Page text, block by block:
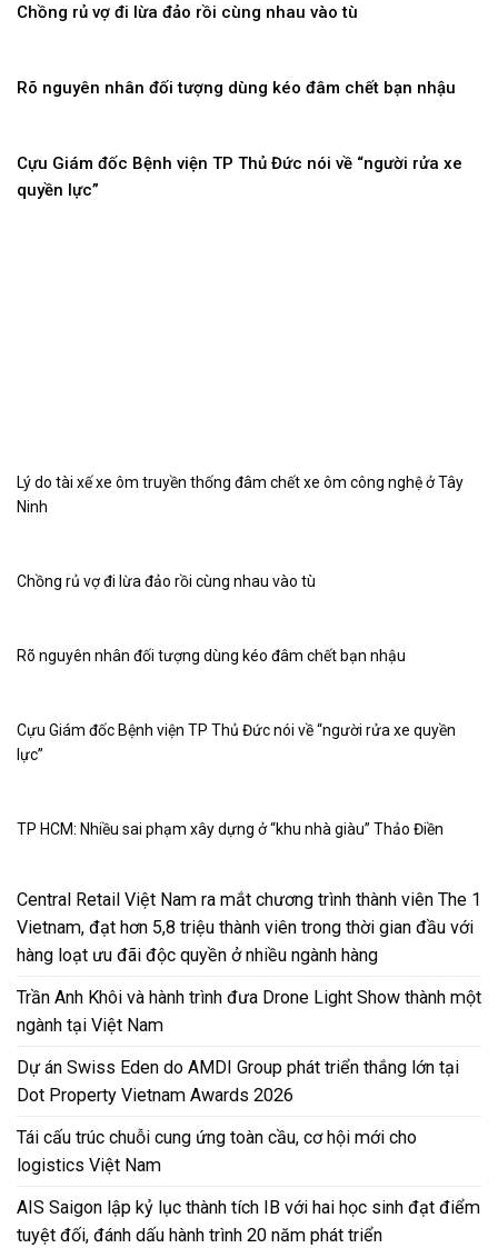
Chồng rủ vợ đi lừa đảo rồi cùng nhau vào tù
Rõ nguyên nhân đối tượng dùng kéo đâm chết bạn nhậu
Cựu Giám đốc Bệnh viện TP Thủ Đức nói về “người rửa xe
quyền lực”
Lý do tài xế xe ôm truyền thống đâm chết xe ôm công nghệ ở Tây
Ninh
Chồng rủ vợ đi lừa đảo rồi cùng nhau vào tù
Rõ nguyên nhân đối tượng dùng kéo đâm chết bạn nhậu
Cựu Giám đốc Bệnh viện TP Thủ Đức nói về “người rửa xe quyền
lực”
TP HCM: Nhiều sai phạm xây dựng ở “khu nhà giàu” Thảo Điền
Central Retail Việt Nam ra mắt chương trình thành viên The 1
Vietnam, đạt hơn 5,8 triệu thành viên trong thời gian đầu với
hàng loạt ưu đãi độc quyền ở nhiều ngành hàng
Trần Anh Khôi và hành trình đưa Drone Light Show thành một
ngành tại Việt Nam
Dự án Swiss Eden do AMDI Group phát triển thắng lớn tại
Dot Property Vietnam Awards 2026
Tái cấu trúc chuỗi cung ứng toàn cầu, cơ hội mới cho
logistics Việt Nam
AIS Saigon lập kỷ lục thành tích IB với hai học sinh đạt điểm
tuyệt đối, đánh dấu hành trình 20 năm phát triển